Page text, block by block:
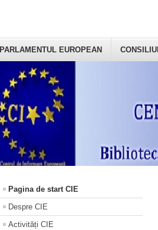
PARLAMENTUL EUROPEAN
Pagina de start CIE
Despre CIE
Activități CIE